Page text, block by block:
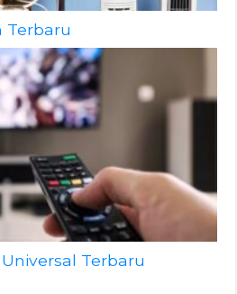
Terbaru
Terbaru